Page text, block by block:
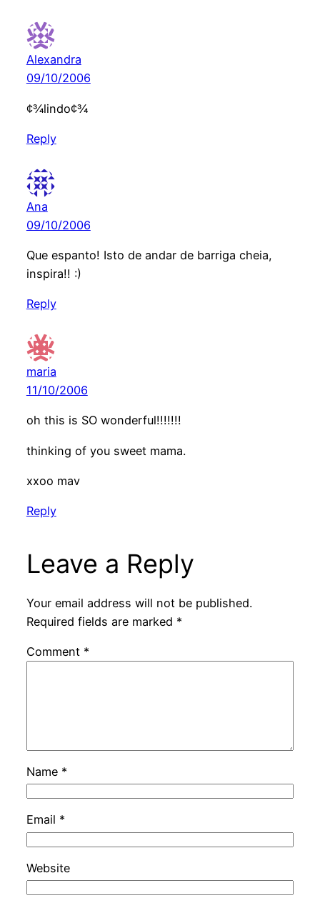
Alexandra
09/10/2006
¢¾lindo¢¾
Reply
Ana
09/10/2006
Que espanto! Isto de andar de barriga cheia,
inspira!! :)
Reply
maria
11/10/2006
oh this is SO wonderful!!!!!!!
thinking of you sweet mama.
xxoo mav
Reply
Leave a Reply
Your email address will not be published.
Required fields are marked *
Comment *
Name *
Email *
Website